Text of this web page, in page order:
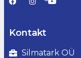
Kontakt
Silmatark OÜ